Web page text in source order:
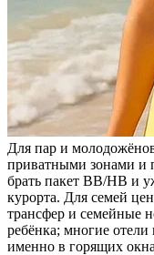
Для пар и
приватными зонами и
брать пакет BB/HB и
курорта. Для семей
трансфер и семейные
ребёнка; многие
именно в горящих